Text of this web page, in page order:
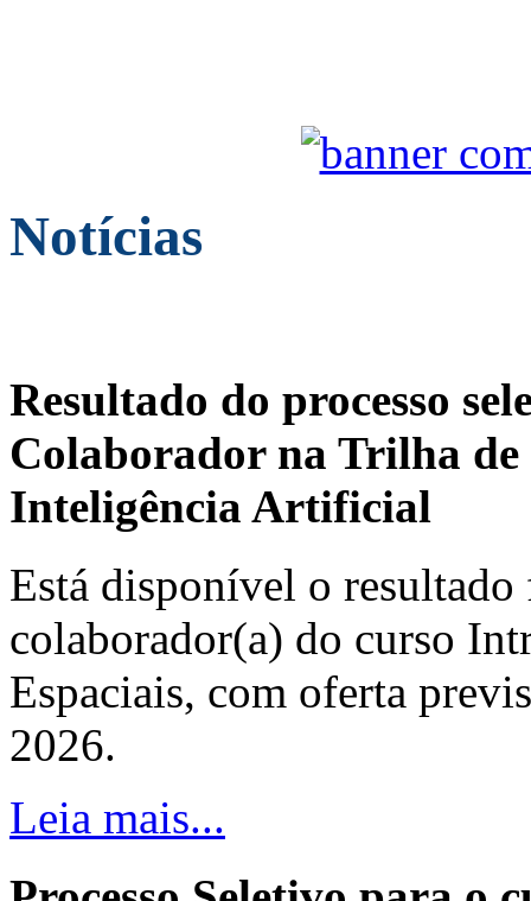
Notícias
Resultado do processo
Colaborador na Trilha de
Inteligência Artificial
Está disponível o resultado
colaborador(a) do curso
Espaciais, com oferta
2026.
Leia mais...